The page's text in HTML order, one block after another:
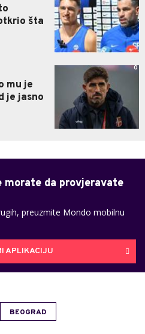
šta
mu je
je jasno
0
morate da provjeravate
preuzmite Mondo mobilnu
APLIKACIJU
BEOGRAD